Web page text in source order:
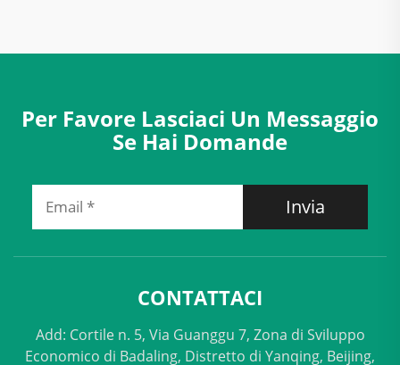
Per Favore Lasciaci Un Messaggio
Se Hai Domande
Invia
CONTATTACI
Add: Cortile n. 5, Via Guanggu 7, Zona di Sviluppo
Economico di Badaling, Distretto di Yanqing, Beijing,